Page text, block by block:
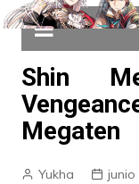
Shin
Megaten
Yukha junio